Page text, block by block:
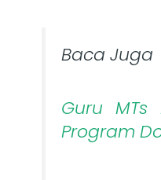
Baca Juga
Guru
Program